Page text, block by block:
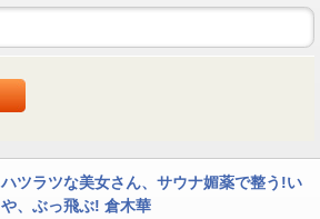
ハツラツな美女さん、サウナ媚薬で整う!い
や、ぶっ飛ぶ! 倉木華